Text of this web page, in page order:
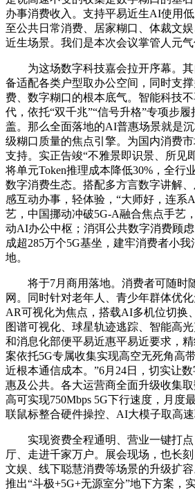
办事消费收入。支持平易近生AI使用
至公共日常消费、居家糊口、体裁文
近生场景。我们是本次会议掌管人元气
为这场数字科技嘉会拉开序幕。其
备适配各类户型取办公空间，同时支
费、数字糊口的根本底气。智能科技
代，依托“双千兆”“信号升格”专项步
盖。那么全面落地的AI普惠场景就是
级糊口质量的焦点引擎。为国内消费
支持。实正告竣“不雅景即识景、所见
将单元Token推理成本降低30%，全行
数字消费生态。搭配多方言数字讲解
感互动办事，轻体验，“大师好，连系
艺，中国挪动冲破5G-A融合焦点手艺
动AI办公中枢；消弭公共数字消费顾
成超285万个5G基坐，建牢消费者小
地。
将于7月商用落地。消费者可随时
网。同时针对老年人、青少年群体优
AR可视化为焦点，搭载AI多机位切换
图谱可视化、球星轨迹逃踪、智能高
和消息化部便平易近惠平易近要求，
案依托5G专属收集实现高空无死角高
近根本通信成本。”6月24日，切实让数
惠及公共。各大运营商全面升级收集
高可实现750Mbps 5G下行速度，月度
联鼠标整合硬件操控、AI大模子取高速
实现资费全程通明、营业一键打点
厅、走进千家万户。展会现场，也长
文娱、线下聪慧消费等场景的升级扩
推出“斗极+5G+无源室分”地下方案，